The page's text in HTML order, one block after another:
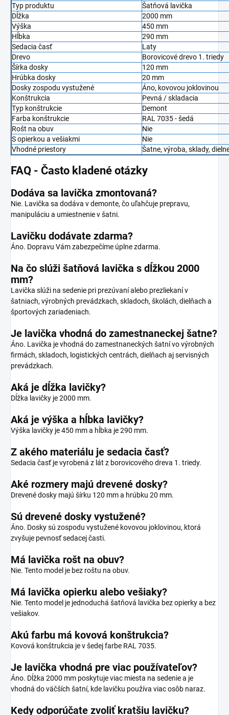
Typ produktu
Šatňová lavička
Dĺžka
2000 mm
Výška
450 mm
Hĺbka
290 mm
Sedacia časť
Laty
Drevo
Borovicové drevo 1. triedy
Šírka dosky
120 mm
Hrúbka dosky
20 mm
Dosky zospodu vystužené
Áno, kovovou joklovinou
Konštrukcia
Pevná / skladacia
Typ konštrukcie
Demont
Farba konštrukcie
RAL 7035 - šedá
Rošt na obuv
Nie
S opierkou a vešiakmi
Nie
Vhodné priestory
Šatne, výroba, sklady,
FAQ - Často kladené otázky
Dodáva sa lavička zmontovaná?
Nie. Lavička sa dodáva v demonte, čo uľahčuje prepravu,
manipuláciu a umiestnenie v šatni.
Lavičku dodávate zdarma?
Áno. Dopravu Vám zabezpečíme úplne zdarma.
Na čo slúži šatňová lavička s dĺžkou 2000
mm?
Lavička slúži na sedenie pri prezúvaní alebo prezliekaní v
šatniach, výrobných prevádzkach, skladoch, školách, dielňach a
športových zariadeniach.
Je lavička vhodná do zamestnaneckej šatne?
Áno. Lavička je vhodná do zamestnaneckých šatní vo výrobných
firmách, skladoch, logistických centrách, dielňach aj servisných
prevádzkach.
Aká je dĺžka lavičky?
Dĺžka lavičky je 2000 mm.
Aká je výška a hĺbka lavičky?
Výška lavičky je 450 mm a hĺbka je 290 mm.
Z akého materiálu je sedacia časť?
Sedacia časť je vyrobená z lát z borovicového dreva 1. triedy.
Aké rozmery majú drevené dosky?
Drevené dosky majú šírku 120 mm a hrúbku 20 mm.
Sú drevené dosky vystužené?
Áno. Dosky sú zospodu vystužené kovovou joklovinou, ktorá
zvyšuje pevnosť sedacej časti.
Má lavička rošt na obuv?
Nie. Tento model je bez roštu na obuv.
Má lavička opierku alebo vešiaky?
Nie. Tento model je jednoduchá šatňová lavička bez opierky a bez
vešiakov.
Akú farbu má kovová konštrukcia?
Kovová konštrukcia je v šedej farbe RAL 7035.
Je lavička vhodná pre viac používateľov?
Áno. Dĺžka 2000 mm poskytuje viac miesta na sedenie a je
vhodná do väčších šatní, kde lavičku používa viac osôb naraz.
Kedy odporúčate zvoliť kratšiu lavičku?